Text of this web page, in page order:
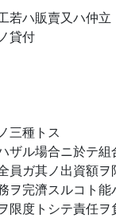
若ハ販賣又ハ仲立
貸付
三種トス
ザル場合ニ於テ組
員ガ其ノ出資額ヲ
ヲ完濟スルコト能
限度トシテ責任ヲ